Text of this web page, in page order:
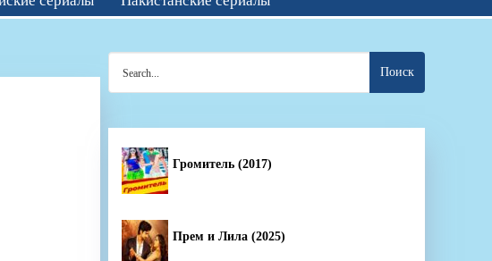
for:
Громитель (2017)
Прем и Лила (2025)